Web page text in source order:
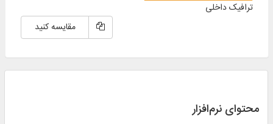
ترافیک داخلی
مقایسه کنید
محتوای نرم‌افزار